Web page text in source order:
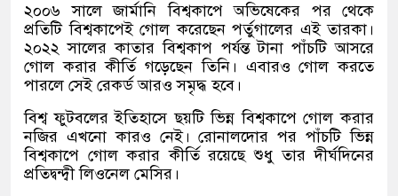
২০০৬ সালে জার্মানি বিশ্বকাপে অভিষেকের পর থেকে
প্রতিটি বিশ্বকাপেই গোল করেছেন পর্তুগালের এই তারকা।
২০২২ সালের কাতার বিশ্বকাপ পর্যন্ত টানা পাঁচটি আসরে
গোল করার কীর্তি গড়েছেন তিনি। এবারও গোল করতে
পারলে সেই রেকর্ড আরও সমৃদ্ধ হবে।
বিশ্ব ফুটবলের ইতিহাসে ছয়টি ভিন্ন বিশ্বকাপে গোল করার
নজির এখনো কারও নেই। রোনালদোর পর পাঁচটি ভিন্ন
বিশ্বকাপে গোল করার কীর্তি রয়েছে শুধু তার দীর্ঘদিনের
প্রতিদ্বন্দ্বী লিওনেল মেসির।